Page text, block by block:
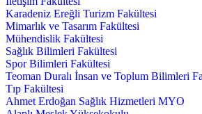
Karadeniz Ereğli Turizm Fakültesi
Mimarlık ve Tasarım Fakültesi
Mühendislik Fakültesi
Sağlık Bilimleri Fakültesi
Spor Bilimleri Fakültesi
Teoman Duralı İnsan ve Toplum Bilimleri
Tıp Fakültesi
Ahmet Erdoğan Sağlık Hizmetleri MYO